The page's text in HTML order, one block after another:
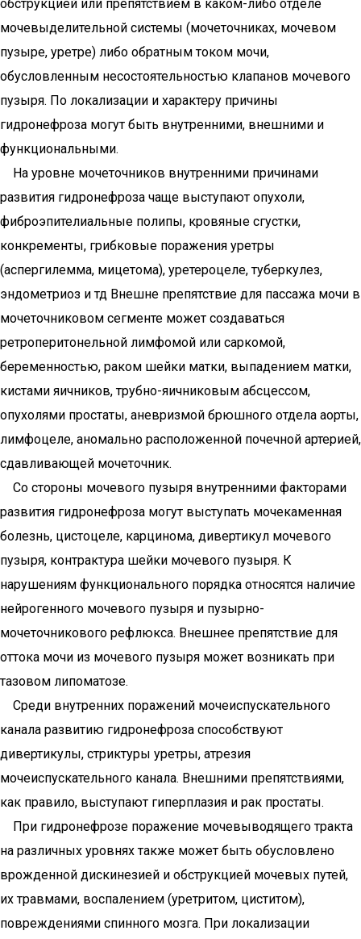
обструкцией или препятствием в каком-либо отделе
мочевыделительной системы (мочеточниках, мочевом
пузыре, уретре) либо обратным током мочи,
обусловленным несостоятельностью клапанов мочевого
пузыря. По локализации и характеру причины
гидронефроза могут быть внутренними, внешними и
функциональными.
На уровне мочеточников внутренними причинами
развития гидронефроза чаще выступают опухоли,
фиброэпителиальные полипы, кровяные сгустки,
конкременты, грибковые поражения уретры
(аспергилемма, мицетома), уретероцеле, туберкулез,
эндометриоз и тд Внешне препятствие для пассажа мочи в
мочеточниковом сегменте может создаваться
ретроперитонельной лимфомой или саркомой,
беременностью, раком шейки матки, выпадением матки,
кистами яичников, трубно-яичниковым абсцессом,
опухолями простаты, аневризмой брюшного отдела аорты,
лимфоцеле, аномально расположенной почечной артерией,
сдавливающей мочеточник.
Со стороны мочевого пузыря внутренними факторами
развития гидронефроза могут выступать мочекаменная
болезнь, цистоцеле, карцинома, дивертикул мочевого
пузыря, контрактура шейки мочевого пузыря. К
нарушениям функционального порядка относятся наличие
нейрогенного мочевого пузыря и пузырно-
мочеточникового рефлюкса. Внешнее препятствие для
оттока мочи из мочевого пузыря может возникать при
тазовом липоматозе.
Среди внутренних поражений мочеиспускательного
канала развитию гидронефроза способствуют
дивертикулы, стриктуры уретры, атрезия
мочеиспускательного канала. Внешними препятствиями,
как правило, выступают гиперплазия и рак простаты.
При гидронефрозе поражение мочевыводящего тракта
на различных уровнях также может быть обусловлено
врожденной дискинезией и обструкцией мочевых путей,
их травмами, воспалением (уретритом, циститом),
повреждениями спинного мозга. При локализации